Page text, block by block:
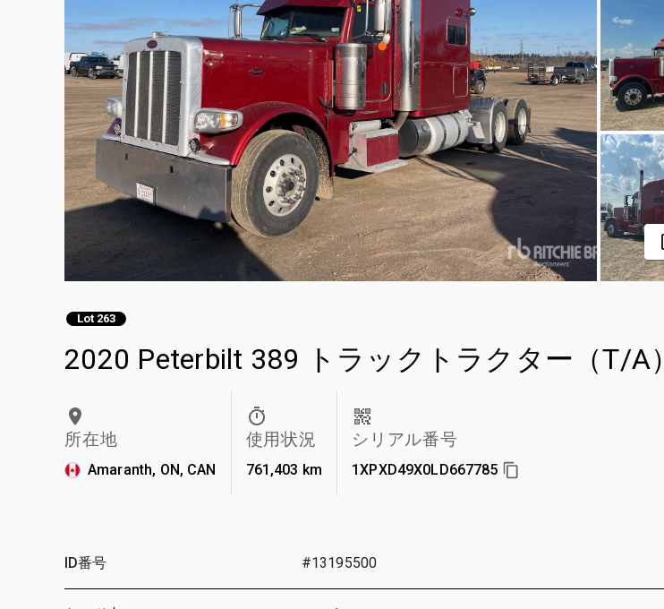
Lot 263
2020 Peterbilt 389 トラックトラクター（T/A）
所在地
Amaranth, ON, CAN
使用状況
761,403 km
シリアル番号
1XPXD49X0LD667785
ID番号 #13195500